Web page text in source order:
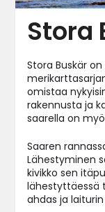
Stora
Stora Buskär
omistaa
rakennusta ja
saarella on
Saaren
Lähestyminen
kivikko sen
lähestyttäessä
ahdas ja